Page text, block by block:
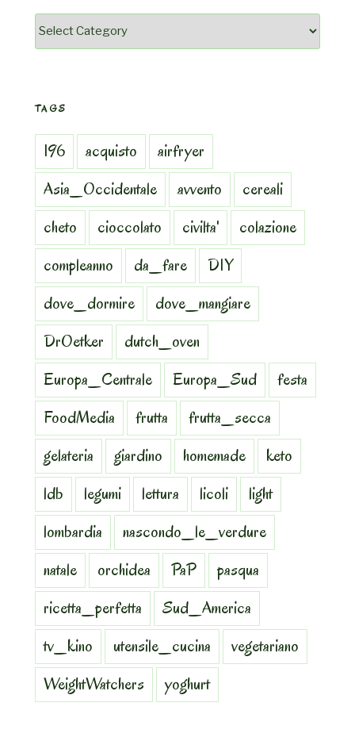
Categorie
TAGS
196 acquisto
airfryer
Asia_Occidentale
avvento
cereali
cheto
cioccolato civilta'
colazione
compleanno
da_fare
DIY
dove_dormire
dove_mangiare
DrOetker
dutch_oven
Europa_Centrale
Europa_Sud
festa
FoodMedia
frutta
frutta_secca
gelateria
giardino homemade
keto
ldb
legumi lettura licoli
light
lombardia
nascondo_le_verdure
natale
orchidea PaP
pasqua
ricetta_perfetta
Sud_America
tv_kino
utensile_cucina
vegetariano
WeightWatchers
yoghurt